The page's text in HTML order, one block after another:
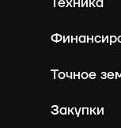
Точное
Закупки